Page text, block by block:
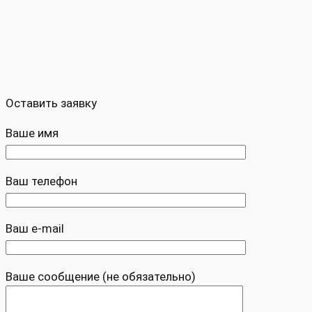
Оставить заявку
Ваше имя
Ваш телефон
Ваш e-mail
Ваше сообщение (не обязательно)